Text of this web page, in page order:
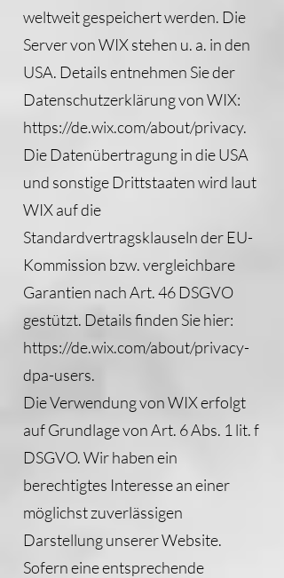
weltweit gespeichert werden. Die
Server von WIX stehen u. a. in den
USA. Details entnehmen Sie der
Datenschutzerklärung von WIX:
https://de.wix.com/about/privacy.
Die Datenübertragung in die USA
und sonstige Drittstaaten wird laut
WIX auf die
Standardvertragsklauseln der EU-
Kommission bzw. vergleichbare
Garantien nach Art. 46 DSGVO
gestützt. Details finden Sie hier:
https://de.wix.com/about/privacy-
dpa-users.
Die Verwendung von WIX erfolgt
auf Grundlage von Art. 6 Abs. 1 lit. f
DSGVO. Wir haben ein
berechtigtes Interesse an einer
möglichst zuverlässigen
Darstellung unserer Website.
Sofern eine entsprechende